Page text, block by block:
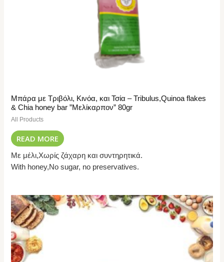
Μπάρα με Τριβόλι, Κινόα, και Τσία – Tribulus,Quinoa flakes
& Chia honey bar ”Μελίκαρπον” 80gr
All Products
READ MORE
Με μέλι,Χωρίς ζάχαρη και συντηρητικά.
With honey,No sugar, no preservatives.